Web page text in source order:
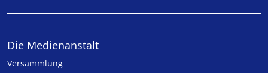
Die Medienanstalt
Versammlung